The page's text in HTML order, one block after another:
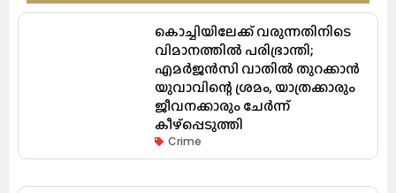
കൊച്ചിയിലേക്ക് വരുന്നതിനിടെ
വിമാനത്തിൽ പരിഭ്രാന്തി;
എമർജൻസി വാതിൽ തുറക്കാൻ
യുവാവിന്റെ ശ്രമം, യാത്രക്കാരും
ജീവനക്കാരും ചേർന്ന്
കീഴ്പ്പെടുത്തി
Crime